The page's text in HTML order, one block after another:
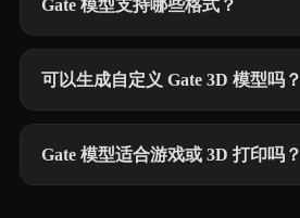
Gate 模型支持哪些格式？
可以生成自定义 Gate 3D 模型吗？
Gate 模型适合游戏或 3D 打印吗？